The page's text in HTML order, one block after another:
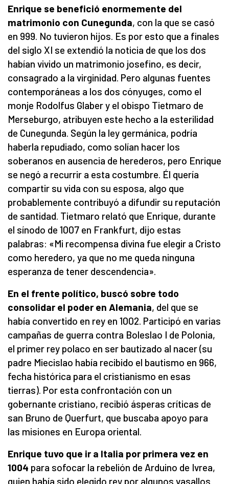
Enrique se benefició enormemente del
matrimonio con Cunegunda, con la que se casó
en 999. No tuvieron hijos. Es por esto que a finales
del siglo XI se extendió la noticia de que los dos
habían vivido un matrimonio josefino, es decir,
consagrado a la virginidad. Pero algunas fuentes
contemporáneas a los dos cónyuges, como el
monje Rodolfus Glaber y el obispo Tietmaro de
Merseburgo, atribuyen este hecho a la esterilidad
de Cunegunda. Según la ley germánica, podría
haberla repudiado, como solían hacer los
soberanos en ausencia de herederos, pero Enrique
se negó a recurrir a esta costumbre. Él quería
compartir su vida con su esposa, algo que
probablemente contribuyó a difundir su reputación
de santidad. Tietmaro relató que Enrique, durante
el sínodo de 1007 en Frankfurt, dijo estas
palabras: «Mi recompensa divina fue elegir a Cristo
como heredero, ya que no me queda ninguna
esperanza de tener descendencia».
En el frente político, buscó sobre todo
consolidar el poder en Alemania, del que se
había convertido en rey en 1002. Participó en varias
campañas de guerra contra Boleslao I de Polonia,
el primer rey polaco en ser bautizado al nacer (su
padre Miecislao había recibido el bautismo en 966,
fecha histórica para el cristianismo en esas
tierras). Por esta confrontación con un
gobernante cristiano, recibió ásperas críticas de
san Bruno de Querfurt, que buscaba apoyo para
las misiones en Europa oriental.
Enrique tuvo que ir a Italia por primera vez en
1004 para sofocar la rebelión de Arduino de Ivrea,
quien había sido elegido rey por algunos vasallos